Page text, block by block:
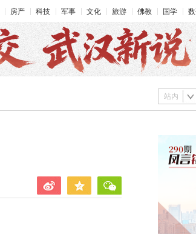
房产 科技 军事 文化 旅游 佛教 国学
站内